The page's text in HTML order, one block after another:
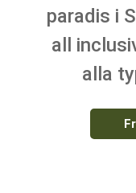
paradis i
all
alla